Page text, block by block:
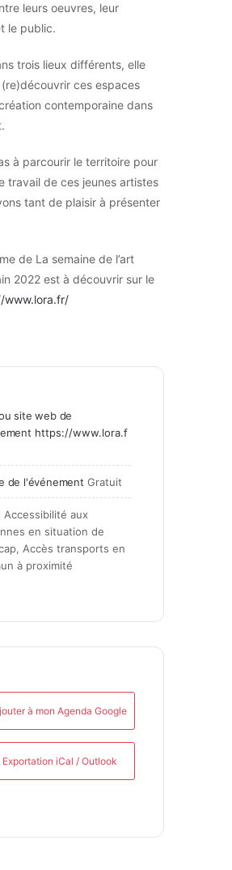
leurs oeuvres, leur
le public.
trois lieux différents, elle
ces espaces
contemporaine dans
à parcourir le territoire pour
travail de ces jeunes artistes
tant de plaisir à présenter
de La semaine de l’art
2022 est à découvrir sur le
www.lora.fr/
site web de
https://www.lora.f
de l'événement Gratuit
Accessibilité aux
en situation de
Accès transports en
à proximité
à mon Agenda Google
Exportation iCal / Outlook